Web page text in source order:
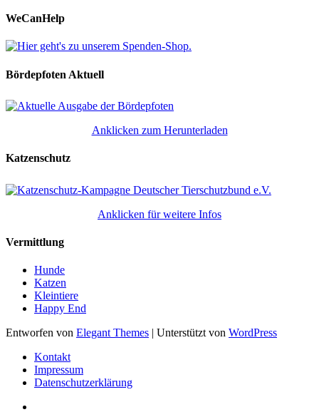
WeCanHelp
Bördepfoten Aktuell
Anklicken zum Herunterladen
Katzenschutz
Anklicken für weitere Infos
Vermittlung
Hunde
Katzen
Kleintiere
Happy End
Entworfen von Elegant Themes | Unterstützt von WordPress
Kontakt
Impressum
Datenschutzerklärung